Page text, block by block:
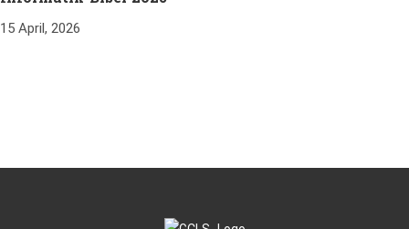
15 April, 2026